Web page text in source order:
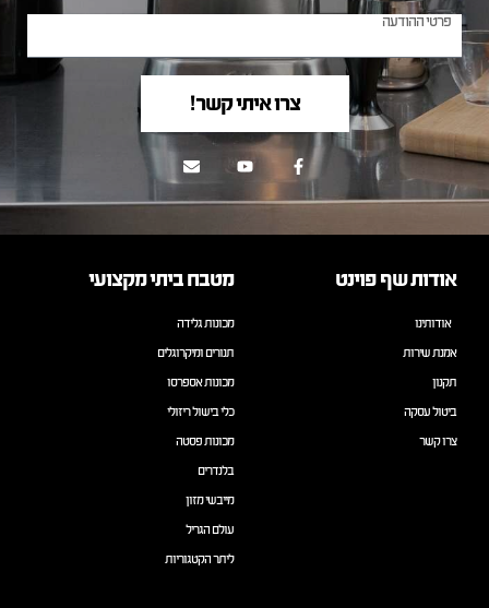
צרו איתי קשר!
אודות שף פוינט
אודותינו
אמנת שירות
תקנון
ביטול עסקה
צרו קשר
מטבח ביתי מקצועי
מכונות גלידה
תנורים ומיקרוגלים
מכונות אספרסו
כלי בישול ריזולי
מכונות פסטה
בלנדרים
מייבשי מזון
עולם הגריל
ליתר הקטגוריות